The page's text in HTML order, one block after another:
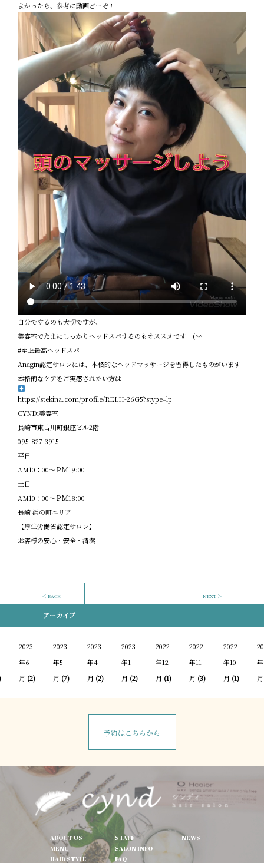
アーカイブ
2023
年6
月 (2)
2023
年5
月 (7)
2023
年4
月 (2)
2023
年1
月 (2)
2022
年12
月 (1)
2022
年11
月 (3)
2022
年10
月 (1)
月
よかったら、参考に動画どーぞ！
自分でするのも大切ですが、
美容室でたまにしっかりヘッドスパするのもオススメです (^^
#至上最高ヘッドスパ
Anagin認定サロンには、本格的なヘッドマッサージを習得したものがいます
本格的なケアをご実感されたい方は
https://stekina.com/profile/RELH-26G5?stype=lp
CYNDi美容室
長崎市東古川町銀座ビル2階
095-827-3915
平日
AM10 ： 00～ＰＭ19:00
土日
AM10 ： 00～ＰＭ18:00
長崎浜の町エリア
【厚生労働省認定サロン】
お客様の安心・安全・清潔
＜ BACK NEXT ＞
予約はこちらから
ABOUT US
MENU
HAIR STYLE
STAFF
SALON INFO
FAQ
NEWS